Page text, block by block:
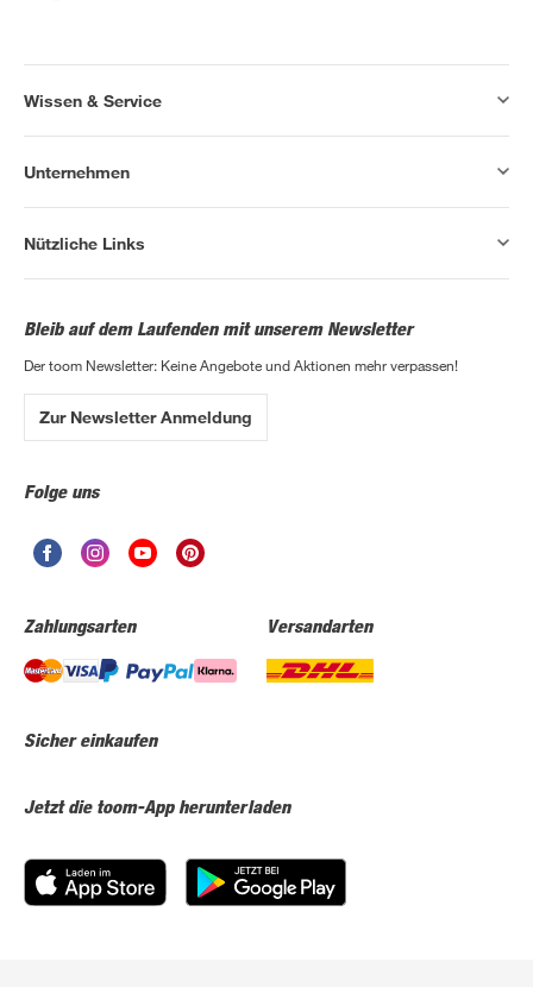
Wissen & Service
Unternehmen
Nützliche Links
Bleib auf dem Laufenden mit unserem Newsletter
Der toom Newsletter: Keine Angebote und Aktionen mehr verpassen!
Zur Newsletter Anmeldung
Folge uns
Zahlungsarten Versandarten
Sicher einkaufen
Jetzt die toom-App herunterladen